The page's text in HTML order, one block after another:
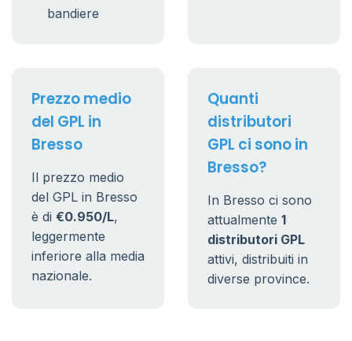
bandiere
Prezzo medio
del GPL in
Bresso
Il prezzo medio
del GPL in Bresso
è di €0.950/L,
leggermente
inferiore alla media
nazionale.
Quanti
distributori
GPL ci sono in
Bresso?
In Bresso ci sono
attualmente 1
distributori GPL
attivi, distribuiti in
diverse province.